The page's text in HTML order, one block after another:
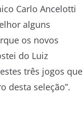
Carlo Ancelotti
alguns
os novos
do Luiz
três jogos que
desta seleção”.